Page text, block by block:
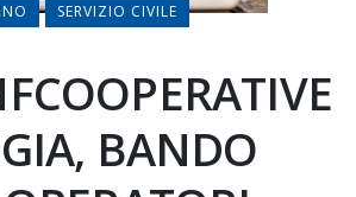
SERVIZIO CIVILE
BANDO